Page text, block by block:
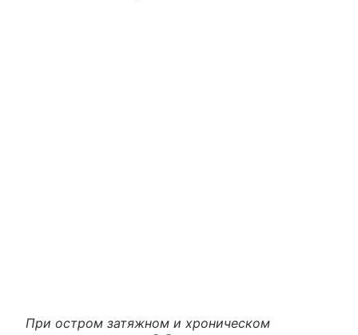
При остром затяжном и хроническом